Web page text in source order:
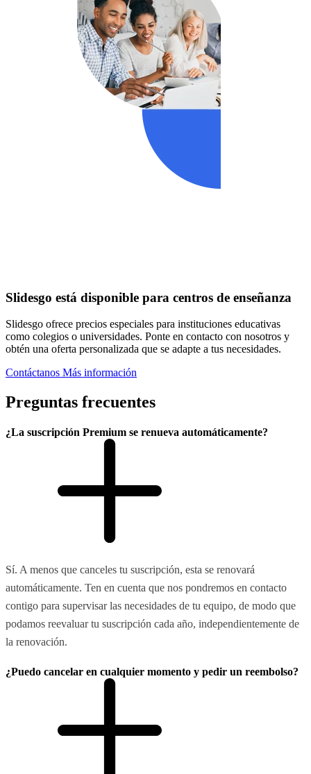
Slidesgo está disponible para centros de enseñanza
Slidesgo ofrece precios especiales para instituciones educativas
como colegios o universidades. Ponte en contacto con nosotros y
obtén una oferta personalizada que se adapte a tus necesidades.
Contáctanos Más información
Preguntas frecuentes
¿La suscripción Premium se renueva automáticamente?
Sí. A menos que canceles tu suscripción, esta se renovará
automáticamente. Ten en cuenta que nos pondremos en contacto
contigo para supervisar las necesidades de tu equipo, de modo que
podamos reevaluar tu suscripción cada año, independientemente de
la renovación.
¿Puedo cancelar en cualquier momento y pedir un reembolso?